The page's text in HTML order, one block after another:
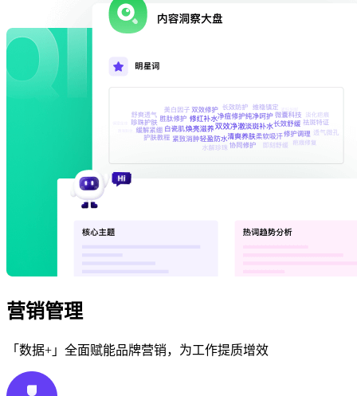
营销管理
「数据+」全面赋能品牌营销，为工作提质增效